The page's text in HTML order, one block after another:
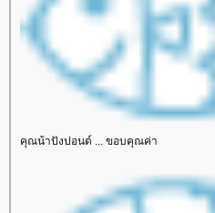
คุณน้าปังปอนด์ ... ขอบคุณค่า